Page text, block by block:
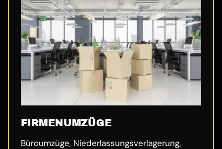
FIRMENUMZÜGE
Büroumzüge, Niederlassungsverlagerung,